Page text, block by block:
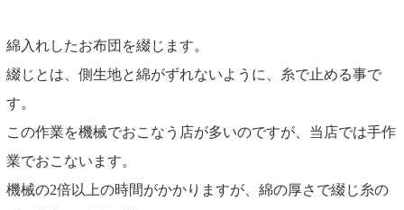
綿入れしたお布団を綴じます。
綴じとは、側生地と綿がずれないように、糸で止める事で
す。
この作業を機械でおこなう店が多いのですが、当店では手作
業でおこないます。
機械の2倍以上の時間がかかりますが、綿の厚さで綴じ糸の